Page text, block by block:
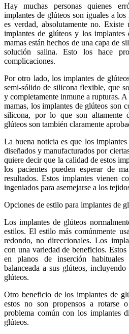
Hay muchas personas quienes
implantes de glúteos son iguales a
es verdad, absolutamente no.
implantes de glúteos y los implantes
mamas están hechos de una capa de
solución salina. Esto los hace
complicaciones.
Por otro lado, los implantes de
semi-sólido de silicona flexible, que
y completamente inmune a rupturas.
mamas, los implantes de glúteos son
silicona, por lo que son altamente
glúteos son también claramente
La buena noticia es que los
diseñados y manufacturados por
quiere decir que la calidad de estos
los pacientes pueden esperar de
resultados. Estos implantes vienen
ingeniados para asemejarse a los
Opciones de estilo para implantes de
Los implantes de glúteos
estilos. El estilo más comúnmente
redondo, no direccionales. Los
con una variedad de beneficios.
en planos de inserción
balanceada a sus glúteos,
glúteos.
Otro beneficio de los implantes de
estos no son propensos a rotarse
problema común con los implantes
glúteos.